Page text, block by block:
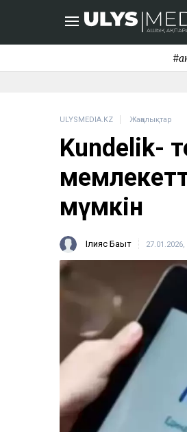
ULYSMEDIA.KZ Жаңалықтар
Kundelik-
мүмкін
Ілияс Бақыт 27.01.2026,